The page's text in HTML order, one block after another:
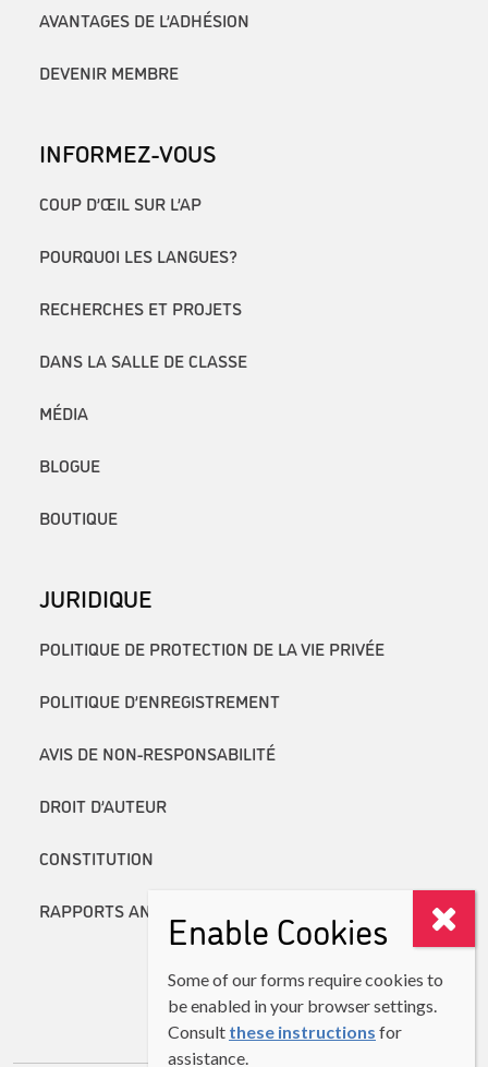
AVANTAGES DE L’ADHÉSION
DEVENIR MEMBRE
INFORMEZ-VOUS
COUP D’ŒIL SUR L’AP
POURQUOI LES LANGUES?
RECHERCHES ET PROJETS
DANS LA SALLE DE CLASSE
MÉDIA
BLOGUE
BOUTIQUE
JURIDIQUE
POLITIQUE DE PROTECTION DE LA VIE PRIVÉE
POLITIQUE D’ENREGISTREMENT
AVIS DE NON-RESPONSABILITÉ
DROIT D’AUTEUR
CONSTITUTION
RAPPORTS ANNUELSEnable Cookies
Some of our forms require cookies to
be enabled in your browser settings.
Consult these instructions for
assistance.